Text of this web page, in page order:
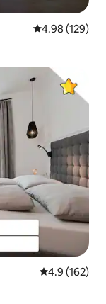
從 129 則評價
4.98 (129)
從 162 則評
4.9 (162)